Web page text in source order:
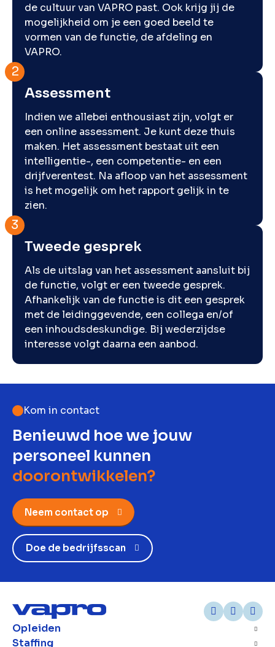
de cultuur van VAPRO past. Ook krijg jij de
mogelijkheid om je een goed beeld te
vormen van de functie, de afdeling en
VAPRO.
Assessment
Indien we allebei enthousiast zijn, volgt er
een online assessment. Je kunt deze thuis
maken. Het assessment bestaat uit een
intelligentie-, een competentie- en een
drijfverentest. Na afloop van het assessment
is het mogelijk om het rapport gelijk in te
zien.
Tweede gesprek
Als de uitslag van het assessment aansluit bij
de functie, volgt er een tweede gesprek.
Afhankelijk van de functie is dit een gesprek
met de leidinggevende, een collega en/of
een inhoudsdeskundige. Bij wederzijdse
interesse volgt daarna een aanbod.
Kom in contact
Benieuwd hoe we jouw
personeel kunnen
doorontwikkelen?
Neem contact op
Doe de bedrijfsscan
Opleiden
Staffing